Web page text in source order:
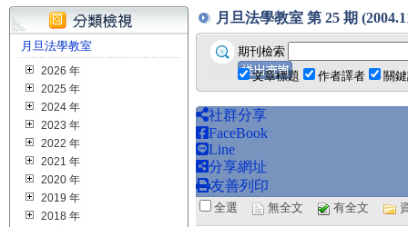
月旦法學教室
2026 年
2025 年
2024 年
2023 年
2022 年
2021 年
2020 年
2019 年
2018 年
月旦法學教室 第 25 期
期刊檢索
文章標題
作者譯者 關
社群分享
FaceBook
Line
分享網址
友善列印
全選 無全文 有全文